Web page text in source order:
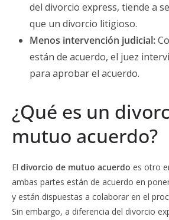
del divorcio express, tiende a
que un divorcio litigioso.
Menos intervención judicial:
están de acuerdo, el juez
para aprobar el acuerdo.
¿Qué es un
mutuo acuerdo?
El divorcio de mutuo acuerdo es otro
ambas partes están de acuerdo en
y están dispuestas a colaborar en el
Sin embargo, a diferencia del divorcio